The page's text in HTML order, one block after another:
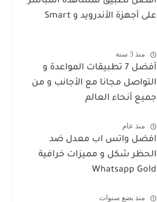
على أجهزة الأندرويد و Smart
منذ 3 سنة
أفضل 7 تطبيقات المواعدة و
التواصل مجانا مع الأجانب و من
جميع أنحاء العالم
منذ عام
افضل واتس اب معدل ضد
الحظر شكل و مميزات خرافية
Whatsapp Gold
منذ بضع سنوات